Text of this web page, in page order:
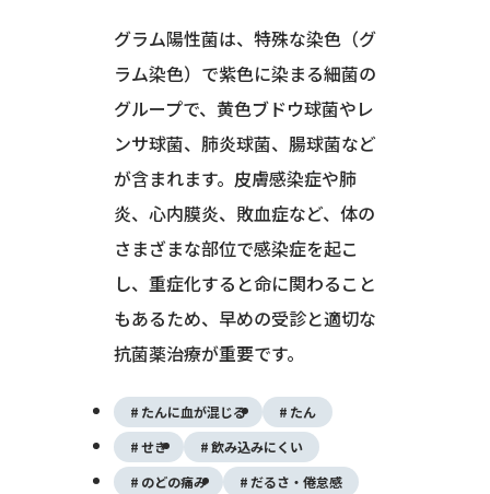
グラム陽性菌は、特殊な染色（グ
ラム染色）で紫色に染まる細菌の
グループで、黄色ブドウ球菌やレ
ンサ球菌、肺炎球菌、腸球菌など
が含まれます。皮膚感染症や肺
炎、心内膜炎、敗血症など、体の
さまざまな部位で感染症を起こ
し、重症化すると命に関わること
もあるため、早めの受診と適切な
抗菌薬治療が重要です。
たんに血が混じる
たん
せき
飲み込みにくい
のどの痛み
だるさ・倦怠感